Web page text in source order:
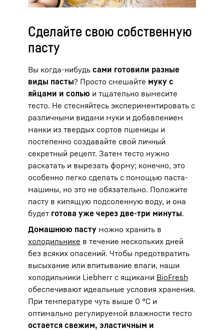
Сделайте свою собственную
пасту
Вы когда-нибудь сами готовили разные
виды пасты? Просто смешайте муку с
яйцами и солью и тщательно вымесите
тесто. Не стесняйтесь экспериментировать с
различными видами муки и добавлением
манки из твердых сортов пшеницы и
постепенно создавайте свой личный
секретный рецепт. Затем тесто нужно
раскатать и вырезать форму; конечно, это
особенно легко сделать с помощью паста-
машины, но это не обязательно. Положите
пасту в кипящую подсоленную воду, и она
будет готова уже через две-три минуты.
Домашнюю пасту можно хранить в
холодильнике в течение нескольких дней
без всяких опасений. Чтобы предотвратить
высыхание или впитывание влаги, наши
холодильники Liebherr с ящиками BioFresh
обеспечивают идеальные условия хранения.
При температуре чуть выше 0 °C и
оптимально регулируемой влажности тесто
остается свежим, эластичным и